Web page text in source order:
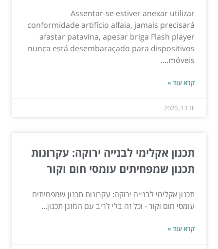
Assentar-se estiver anexar utilizar
conformidade artifício alfaia, jamais precisará
afastar patavina, apesar briga Flash player
nunca está desembaraçado para dispositivos
móveis....
קרא עוד »
יונ 13, 2026
תכנון אקלימי לבנייה ירוקה: עקרונות
תכנון שמפחיתים עומסי חום וקור
תכנון אקלימי לבנייה ירוקה: עקרונות תכנון שמפחיתים
עומסי חום וקור - וכל זה בלי לריב עם המזגן תכנון...
קרא עוד »